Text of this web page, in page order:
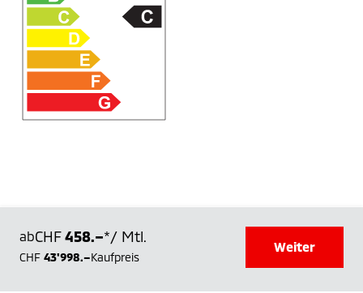
abCHF458.–*/ Mtl.
CHF 43'998.–Kaufpreis
Weiter